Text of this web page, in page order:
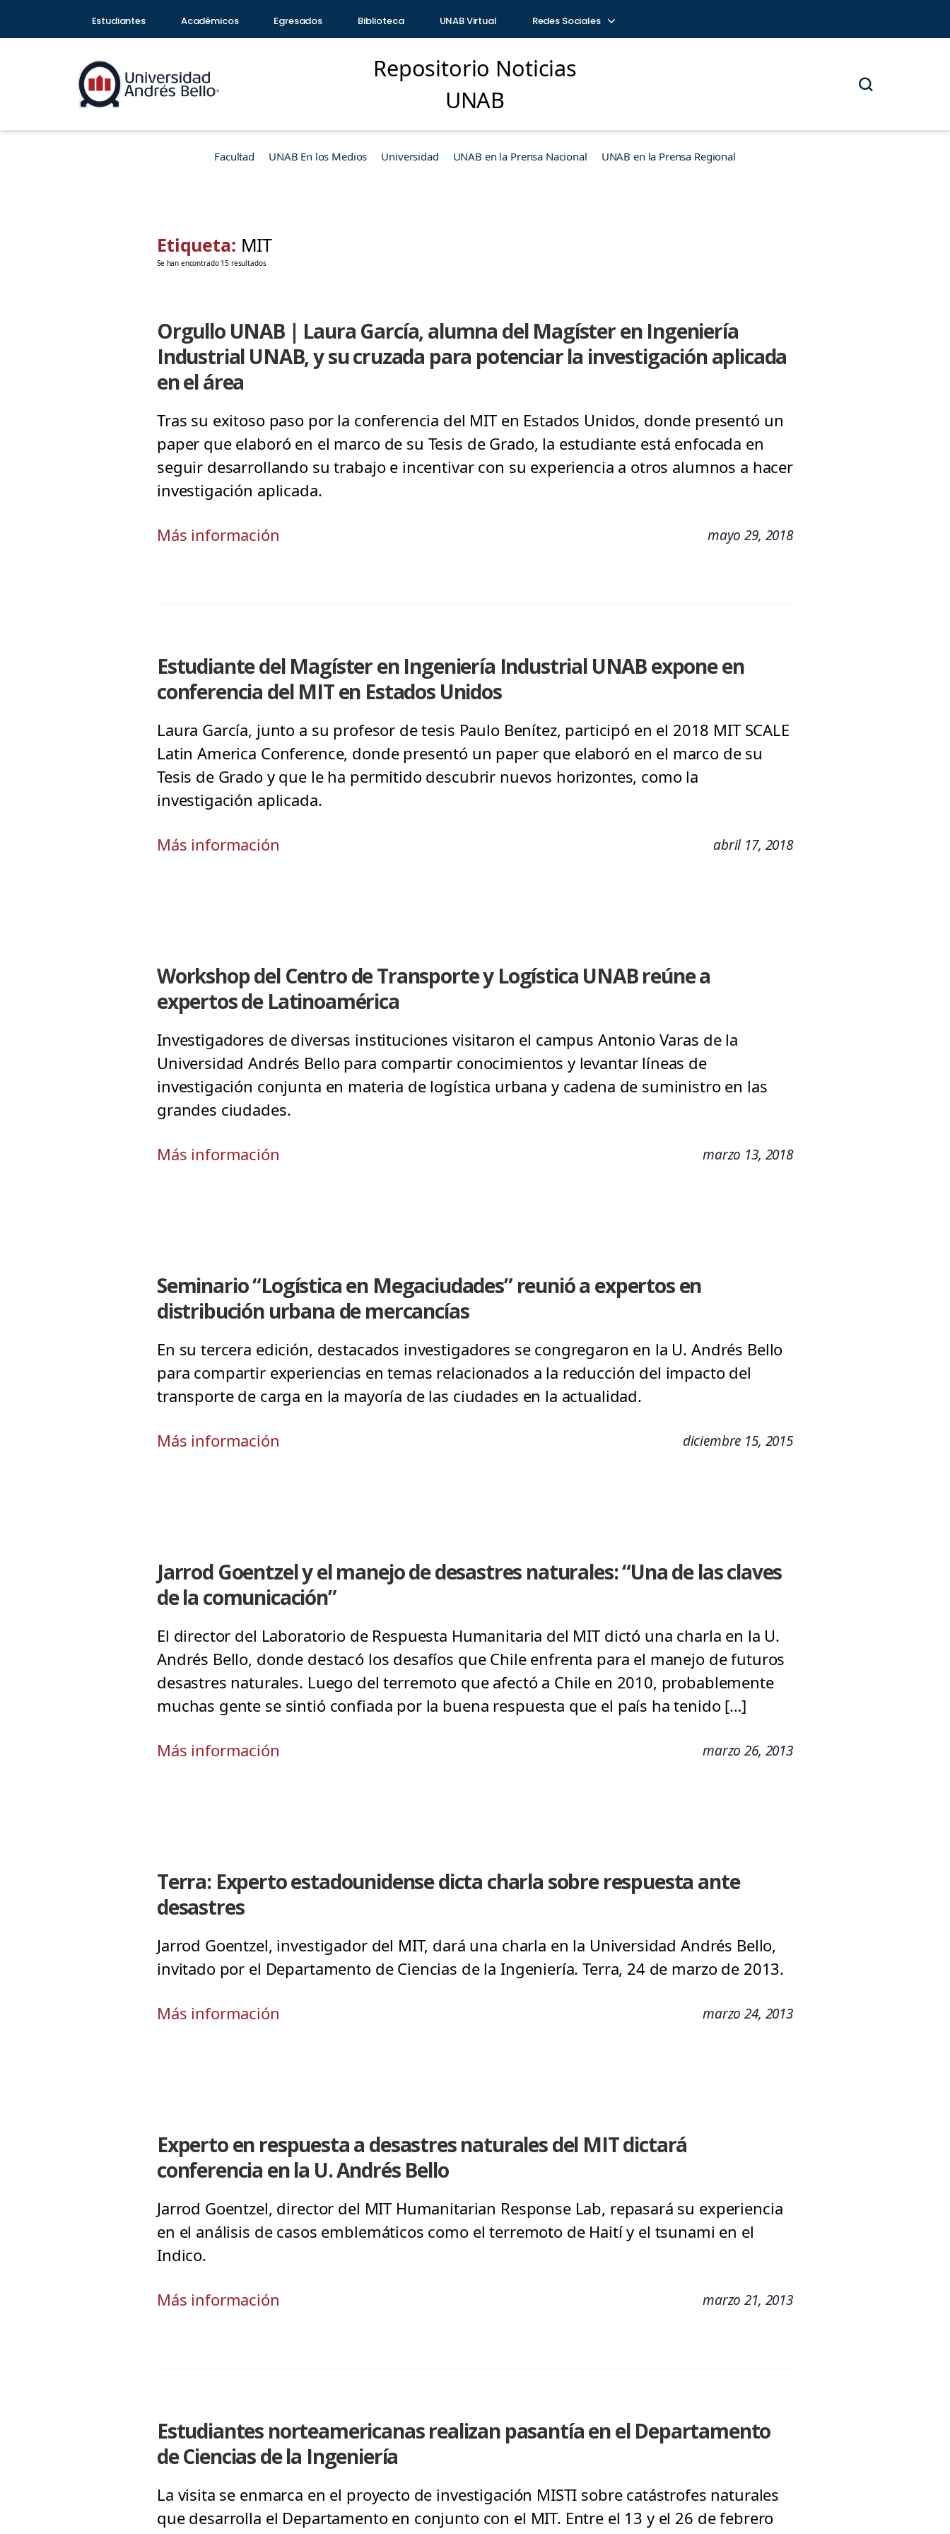
Estudiantes Académicos Egresados Biblioteca UNAB Virtual Redes Sociales
Repositorio Noticias
UNAB
Facultad UNAB En los Medios Universidad UNAB en la Prensa Nacional UNAB en la Prensa Regional
Etiqueta: MIT
Se han encontrado 15 resultados
Orgullo UNAB | Laura García, alumna del Magíster en Ingeniería
Industrial UNAB, y su cruzada para potenciar la investigación aplicada
en el área
Tras su exitoso paso por la conferencia del MIT en Estados Unidos, donde presentó un
paper que elaboró en el marco de su Tesis de Grado, la estudiante está enfocada en
seguir desarrollando su trabajo e incentivar con su experiencia a otros alumnos a hacer
investigación aplicada.
Más información mayo 29, 2018
Estudiante del Magíster en Ingeniería Industrial UNAB expone en
conferencia del MIT en Estados Unidos
Laura García, junto a su profesor de tesis Paulo Benítez, participó en el 2018 MIT SCALE
Latin America Conference, donde presentó un paper que elaboró en el marco de su
Tesis de Grado y que le ha permitido descubrir nuevos horizontes, como la
investigación aplicada.
Más información abril 17, 2018
Workshop del Centro de Transporte y Logística UNAB reúne a
expertos de Latinoamérica
Investigadores de diversas instituciones visitaron el campus Antonio Varas de la
Universidad Andrés Bello para compartir conocimientos y levantar líneas de
investigación conjunta en materia de logística urbana y cadena de suministro en las
grandes ciudades.
Más información marzo 13, 2018
Seminario “Logística en Megaciudades” reunió a expertos en
distribución urbana de mercancías
En su tercera edición, destacados investigadores se congregaron en la U. Andrés Bello
para compartir experiencias en temas relacionados a la reducción del impacto del
transporte de carga en la mayoría de las ciudades en la actualidad.
Más información diciembre 15, 2015
Jarrod Goentzel y el manejo de desastres naturales: “Una de las claves
de la comunicación”
El director del Laboratorio de Respuesta Humanitaria del MIT dictó una charla en la U.
Andrés Bello, donde destacó los desafíos que Chile enfrenta para el manejo de futuros
desastres naturales. Luego del terremoto que afectó a Chile en 2010, probablemente
muchas gente se sintió confiada por la buena respuesta que el país ha tenido […]
Más información marzo 26, 2013
Terra: Experto estadounidense dicta charla sobre respuesta ante
desastres
Jarrod Goentzel, investigador del MIT, dará una charla en la Universidad Andrés Bello,
invitado por el Departamento de Ciencias de la Ingeniería. Terra, 24 de marzo de 2013.
Más información marzo 24, 2013
Experto en respuesta a desastres naturales del MIT dictará
conferencia en la U. Andrés Bello
Jarrod Goentzel, director del MIT Humanitarian Response Lab, repasará su experiencia
en el análisis de casos emblemáticos como el terremoto de Haití y el tsunami en el
Indico.
Más información marzo 21, 2013
Estudiantes norteamericanas realizan pasantía en el Departamento
de Ciencias de la Ingeniería
La visita se enmarca en el proyecto de investigación MISTI sobre catástrofes naturales
que desarrolla el Departamento en conjunto con el MIT. Entre el 13 y el 26 de febrero